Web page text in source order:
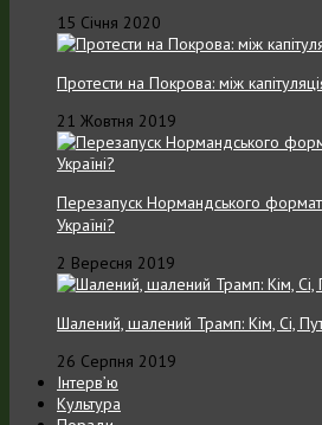
15 Січня 2020
Протести на Покрова: між
21 Жовтня 2019
Перезапуск Нормандського
Україні?
2 Вересня 2019
Шалений, шалений Трамп: Кім, Сі,
26 Серпня 2019
Інтерв’ю
Культура